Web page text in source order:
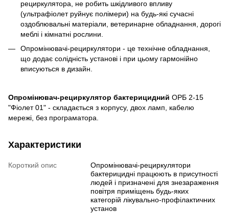
рециркулятора, не робить шкідливого впливу
(ультрафіолет руйнує полімери) на будь-які сучасні
оздоблювальні матеріали, ветеринарне обладнання, дорогі
меблі і кімнатні рослини.
Опромінювачі-рециркулятори - це технічне обладнання,
що додає солідність установі і при цьому гармонійно
вписуються в дизайн.
Опромінювач-рециркулятор бактерицидний ОРБ 2-15
"Фіолет 01" - складається з корпусу, двох ламп, кабелю
мережі, без програматора.
Характеристики
Короткий опис
Опромінювачі-рециркулятори
бактерицидні працюють в присутності
людей і призначені для знезараження
повітря приміщень будь-яких
категорій лікувально-профілактичних
установ